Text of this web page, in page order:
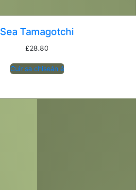
Sea Tamagotchi
£28.80
Cuir sa chiseán é